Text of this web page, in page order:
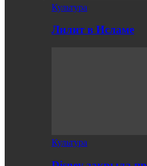
Культура
Лилит в Исламе
Культура